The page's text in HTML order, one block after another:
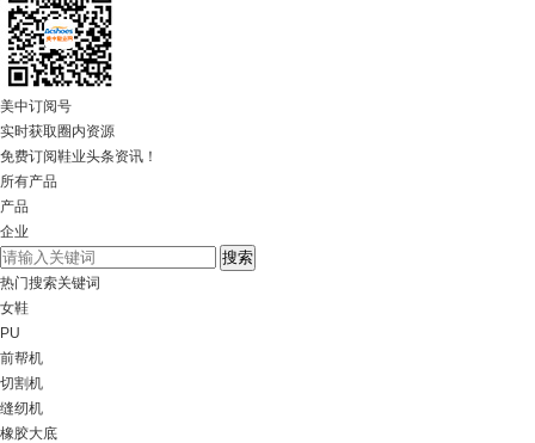
美中订阅号
实时获取圈内资源
免费订阅鞋业头条资讯！
所有产品
产品
企业
热门搜索关键词
女鞋
PU
前帮机
切割机
缝纫机
橡胶大底